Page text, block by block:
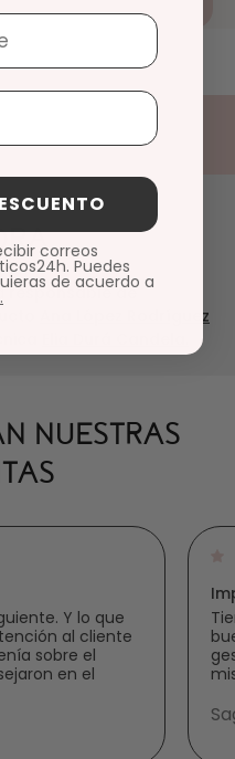
responsable de
Ana López Rodríguez
NUESTRAS
Y lo que
al cliente
sobre el
en el
correos
Puedes
de acuerdo a